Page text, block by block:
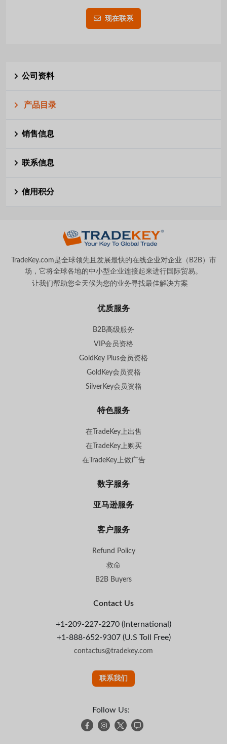
现在联系
公司资料
产品目录
销售信息
联系信息
信用积分
TradeKey.com是全球领先且发展最快的在线企业对企业（B2B）市
场，它将全球各地的中小型企业连接起来进行国际贸易。
让我们帮助您全天候为您的业务寻找最佳解决方案
优质服务
B2B高级服务
VIP会员资格
GoldKey Plus会员资格
GoldKey会员资格
SilverKey会员资格
特色服务
在TradeKey上出售
在TradeKey上购买
在TradeKey上做广告
数字服务
亚马逊服务
客户服务
Refund Policy
救命
B2B Buyers
Contact Us
+1-209-227-2270 (International)
+1-888-652-9307 (U.S Toll Free)
contactus@tradekey.com
联系我们
Follow Us: